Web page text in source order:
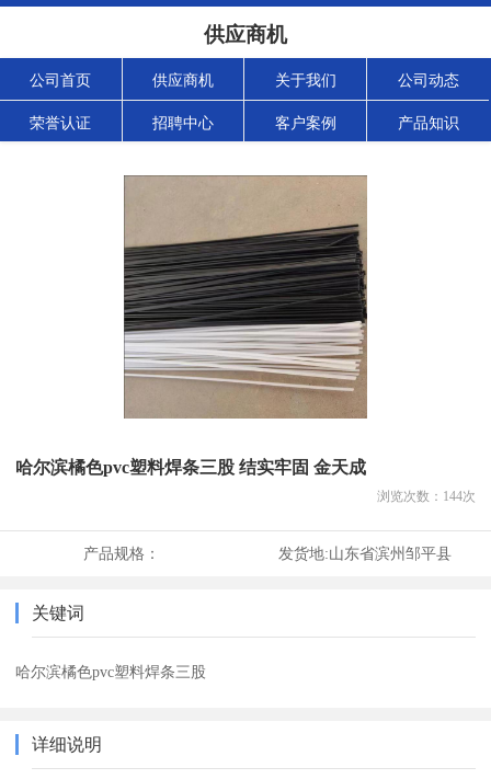
供应商机
公司首页 供应商机 关于我们 公司动态
荣誉认证 招聘中心 客户案例 产品知识
哈尔滨橘色pvc塑料焊条三股 结实牢固 金天成
浏览次数： 144次
产品规格： 发货地:山东省滨州邹平县
关键词
哈尔滨橘色pvc塑料焊条三股
详细说明